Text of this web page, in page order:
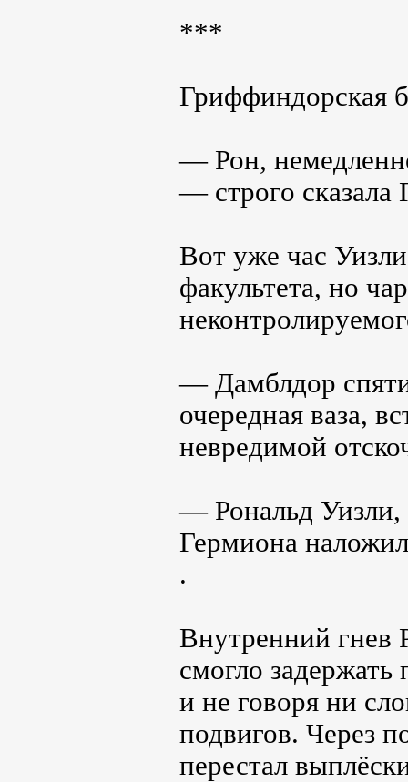
***
Гриффиндорская
— Рон,
— строго сказала
Вот уже час
факультета, но
— Дамблдор
очередная ваза,
невредимой
— Рональд Уизли,
Гермиона
.
Внутренний гнев
смогло
и не говоря ни
подвигов. Через
перестал